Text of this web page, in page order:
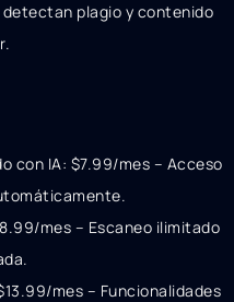
detectan plagio y contenido
con IA: $7.99/mes – Acceso
mes – Escaneo ilimitado
mes – Funcionalidades